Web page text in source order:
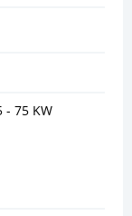
- 75 KW